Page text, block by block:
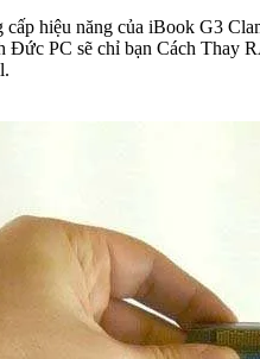
cấp hiệu năng của iBook G3
Đức PC sẽ chỉ bạn Cách Thay